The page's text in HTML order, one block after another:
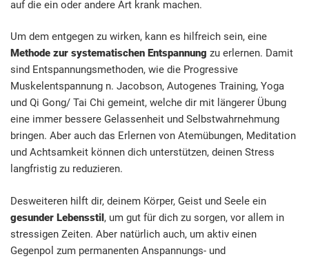
auf die ein oder andere Art krank machen.
Um dem entgegen zu wirken, kann es hilfreich sein, eine
Methode zur systematischen Entspannung zu erlernen. Damit
sind Entspannungsmethoden, wie die Progressive
Muskelentspannung n. Jacobson, Autogenes Training, Yoga
und Qi Gong/ Tai Chi gemeint, welche dir mit längerer Übung
eine immer bessere Gelassenheit und Selbstwahrnehmung
bringen. Aber auch das Erlernen von Atemübungen, Meditation
und Achtsamkeit können dich unterstützen, deinen Stress
langfristig zu reduzieren.
Desweiteren hilft dir, deinem Körper, Geist und Seele ein
gesunder Lebensstil, um gut für dich zu sorgen, vor allem in
stressigen Zeiten. Aber natürlich auch, um aktiv einen
Gegenpol zum permanenten Anspannungs- und